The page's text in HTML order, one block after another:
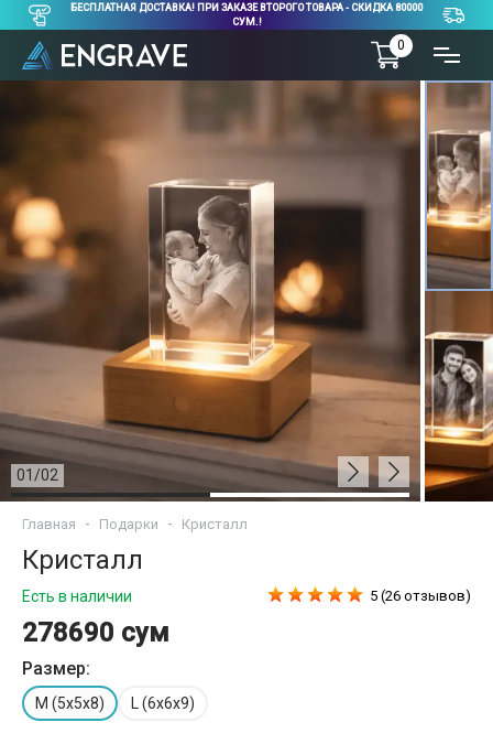
БЕСПЛАТНАЯ ДОСТАВКА! ПРИ ЗАКАЗЕ ВТОРОГО ТОВАРА - СКИДКА 80000
СУМ.!
0
01 /02
Главная Подарки Кристалл
Кристалл
Есть в наличии
278690 сум
5 (26 отзывов)
Размер:
M (5x5x8) L (6x6x9)